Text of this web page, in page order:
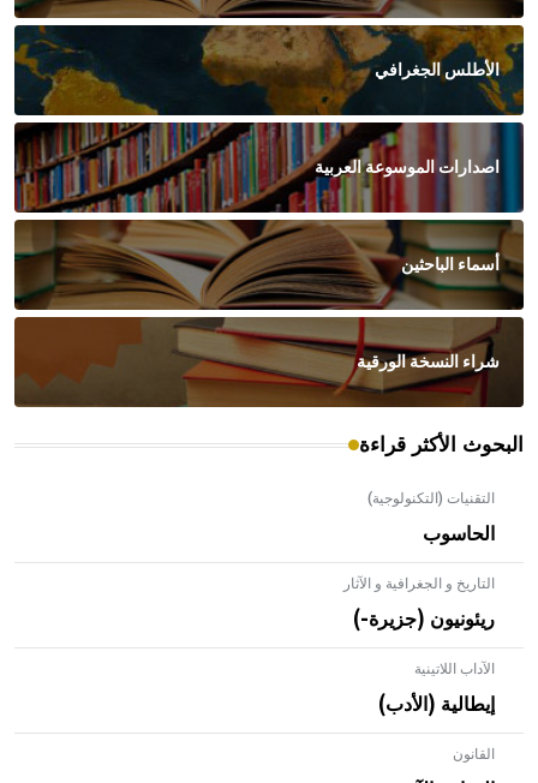
الأطلس الجغرافي
اصدارات الموسوعة العربية
أسماء الباحثين
شراء النسخة الورقية
البحوث الأكثر قراءة
التقنيات (التكنولوجية)
الحاسوب
التاريخ و الجغرافية و الآثار
ريئونيون (جزيرة-)
الآداب اللاتينية
إيطالية (الأدب)
القانون- هل تعلم أن الأبلق نوع من الفنون الهندسية التي ارتبطت